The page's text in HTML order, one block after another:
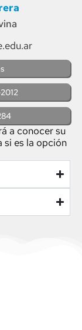
a conocer su
si es la opción